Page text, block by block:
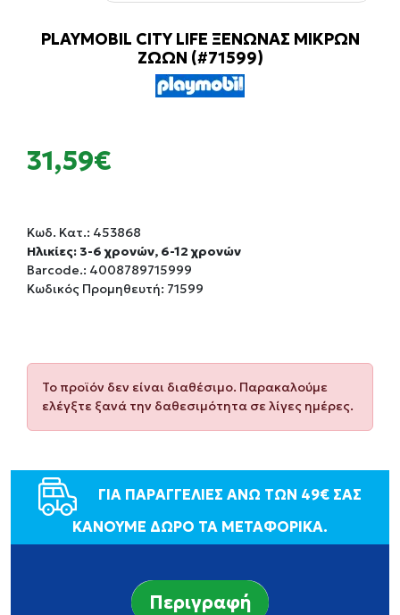
PLAYMOBIL CITY LIFE ΞΕΝΩΝΑΣ ΜΙΚΡΩΝ
ΖΩΩΝ (#71599)
31,59€
Κωδ. Κατ.: 453868
Ηλικίες: 3-6 χρονών, 6-12 χρονών
Barcode.: 4008789715999
Κωδικός Προμηθευτή: 71599
Το προϊόν δεν είναι διαθέσιμο. Παρακαλούμε
ελέγξτε ξανά την δαθεσιμότητα σε λίγες ημέρες.
ΓΙΑ ΠΑΡΑΓΓΕΛΙΕΣ ΑΝΩ ΤΩΝ 49€ ΣΑΣ
ΚΑΝΟΥΜΕ ΔΩΡΟ ΤΑ ΜΕΤΑΦΟΡΙΚΑ.
Περιγραφή